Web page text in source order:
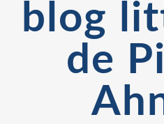
blog
de